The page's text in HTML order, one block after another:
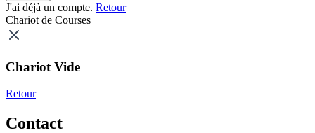
J'ai déjà un compte. Retour
Chariot de Courses
Chariot Vide
Retour
Contact